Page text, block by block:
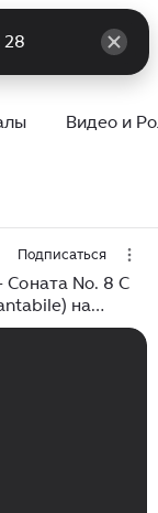
Видео и
Подписаться
Соната No. 8 C
на